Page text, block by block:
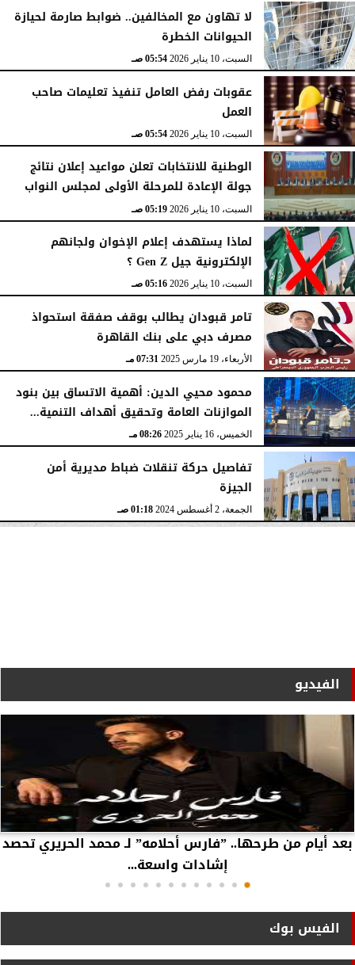
لا تهاون مع المخالفين.. ضوابط صارمة لحيازة
الحيوانات الخطرة
السبت، 10 يناير 2026 05:54 صـ
عقوبات رفض العامل تنفيذ تعليمات صاحب
العمل
السبت، 10 يناير 2026 05:54 صـ
الوطنية للانتخابات تعلن مواعيد إعلان نتائج
جولة الإعادة للمرحلة الأولى لمجلس النواب
السبت، 10 يناير 2026 05:19 صـ
لماذا يستهدف إعلام الإخوان ولجانهم
الإلكترونية جيل Gen Z ؟
السبت، 10 يناير 2026 05:16 صـ
تامر قبودان يطالب بوقف صفقة استحواذ
مصرف دبي على بنك القاهرة
الأربعاء، 19 مارس 2025 07:31 مـ
محمود محيي الدين: أهمية الاتساق بين بنود
الموازنات العامة وتحقيق أهداف التنمية...
الخميس، 16 يناير 2025 08:26 مـ
تفاصيل حركة تنقلات ضباط مديرية أمن
الجيزة
الجمعة، 2 أغسطس 2024 01:18 صـ
الفيديو
بعد أيام من طرحها.. ”فارس أحلامه” لـ محمد الحريري تحصد
إشادات واسعة...
الفيس بوك